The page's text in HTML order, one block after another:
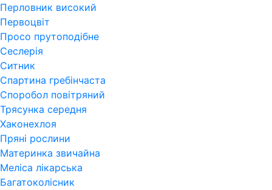
Перловник високий
Первоцвіт
Просо прутоподібне
Сеслерія
Ситник
Спартина гребінчаста
Споробол повітряний
Трясунка середня
Хаконехлоя
Пряні рослини
Материнка звичайна
Меліса лікарська
Багатоколісник